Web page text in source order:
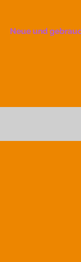
Neue und